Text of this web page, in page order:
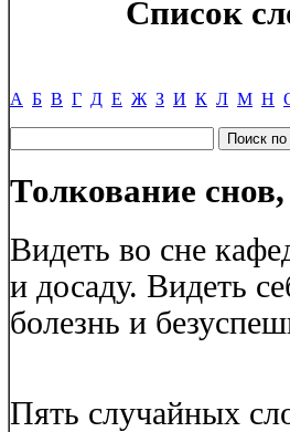
Список
А Б В Г Д Е Ж З И К Л М Н
Толкование
Видеть во сне
и досаду. Видеть
болезнь и
Пять случайных